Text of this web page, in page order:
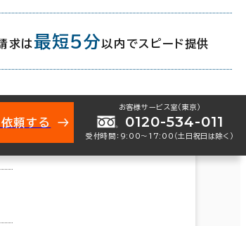
求は 最短5分 以内でスピード提供
頼する
お客様サービス室（東京）
0120-534-011
受付時間：9:00〜17:00（土日祝日は除く）